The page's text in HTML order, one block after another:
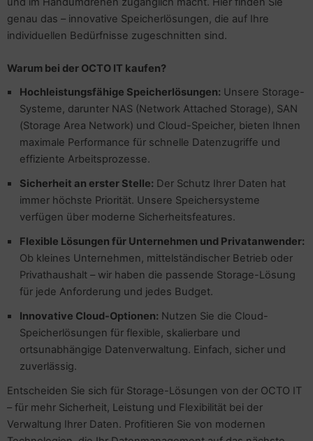
genau das – innovative Speicherlösungen, die auf Ihre
individuellen Bedürfnisse zugeschnitten sind.
Warum bei der OCTO IT kaufen?
Hochleistungsfähige Speicherlösungen: Unsere Storage-
Systeme, darunter NAS (Network Attached Storage), SAN
(Storage Area Network) und Cloud-Speicher, bieten Ihnen
maximale Performance für schnelle Datenzugriffe und
effiziente Arbeitsprozesse.
Sicherheit an erster Stelle: Der Schutz Ihrer Daten hat
immer höchste Priorität. Unsere Speichersysteme
verfügen über moderne Sicherheitsfeatures.
Flexible Lösungen für Unternehmen und Privatanwender:
Ob kleines Unternehmen, mittelständischer Betrieb oder
Privathaushalt – wir haben die passende Storage-Lösung
für jede Anforderung und jedes Budget.
Innovative Cloud-Optionen: Nutzen Sie die Cloud-
Speicherlösungen für flexible, skalierbare und
ortsunabhängige Datenverwaltung. Einfach, sicher und
zuverlässig.
Entscheiden Sie sich für Storage-Lösungen von der OCTO IT
– für mehr Sicherheit, Leistung und Flexibilität bei der
Verwaltung Ihrer Daten. Profitieren Sie von modernen
& Video
Zubehör
Zubehör
Mobiltelefone
& Festplatten
Mainboards
Modding
Netzwerkgeräte
Drucker
& Tragebehältnisse
CD-/DVD-Rohlinge
Tinten Minen